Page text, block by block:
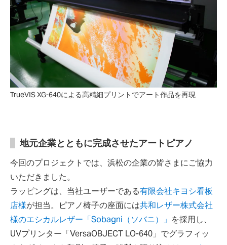
TrueVIS XG-640による高精細プリントでアート作品を再現
地元企業とともに完成させたアートピアノ
今回のプロジェクトでは、浜松の企業の皆さまにご協力
いただきました。
ラッピングは、当社ユーザーである有限会社キヨシ看板
店様が担当。ピアノ椅子の座面には共和レザー株式会社
様のエシカルレザー「Sobagni（ソバニ）」 を採用し、
UVプリンター「VersaOBJECT LO-640」でグラフィッ